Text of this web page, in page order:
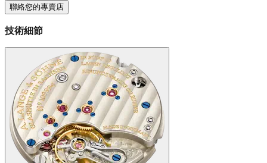
聯絡您的專賣店
技術細節